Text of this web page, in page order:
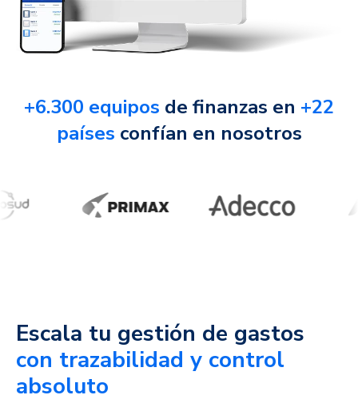
+6.300 equipos de finanzas en +22
países confían en nosotros
Escala tu gestión de gastos
con trazabilidad y control
absoluto